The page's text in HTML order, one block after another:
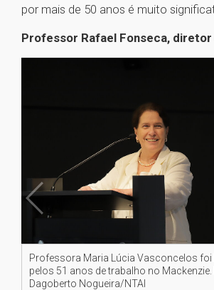
por mais de 50 anos é muito
Professor Rafael Fonseca, diretor
Professora Maria Lúcia Vasconcelos foi
pelos 51 anos de trabalho no Mackenzie.
Dagoberto Nogueira/NTAI